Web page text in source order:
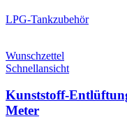
LPG-Tankzubehör
Wunschzettel
Schnellansicht
Kunststoff-
Meter